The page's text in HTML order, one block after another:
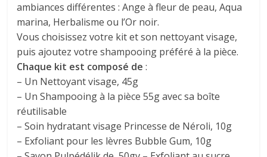
ambiances différentes : Ange à fleur de peau, Aqua
marina, Herbalisme ou l’Or noir.
Vous choisissez votre kit et son nettoyant visage,
puis ajoutez votre shampooing préféré à la pièce.
Chaque kit est composé de :
– Un Nettoyant visage, 45g
– Un Shampooing à la pièce 55g avec sa boîte
réutilisable
– Soin hydratant visage Princesse de Néroli, 10g
– Exfoliant pour les lèvres Bubble Gum, 10g